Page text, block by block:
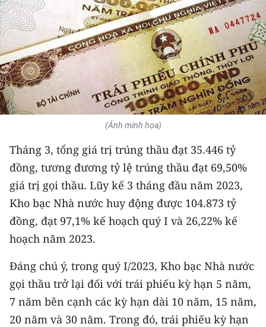
Y TẾ
KHOA HỌC - CÔNG NGHỆ
MÔI TRƯỜNG
BẠN ĐỌC
KIỂM CHỨNG THÔNG TIN
TRI THỨC CHUYÊN SÂU
54 DÂN TỘC VIỆT NAM
CHƯƠNG TRÌNH OCOP - MỖI XÃ
MỘT SẢN PHẨM
RADIO
MEDIA CENTER
E-Magazine
(Ảnh minh họa)
Tháng 3, tổng giá trị trúng thầu đạt 35.446 tỷ
đồng, tương đương tỷ lệ trúng thầu đạt 69,50%
giá trị gọi thầu. Lũy kế 3 tháng đầu năm 2023,
Kho bạc Nhà nước huy động được 104.873 tỷ
đồng, đạt 97,1% kế hoạch quý I và 26,22% kế
hoạch năm 2023.
Đáng chú ý, trong quý I/2023, Kho bạc Nhà nước
gọi thầu trở lại đối với trái phiếu kỳ hạn 5 năm,
7 năm bên cạnh các kỳ hạn dài 10 năm, 15 năm,
20 năm và 30 năm. Trong đó, trái phiếu kỳ hạn